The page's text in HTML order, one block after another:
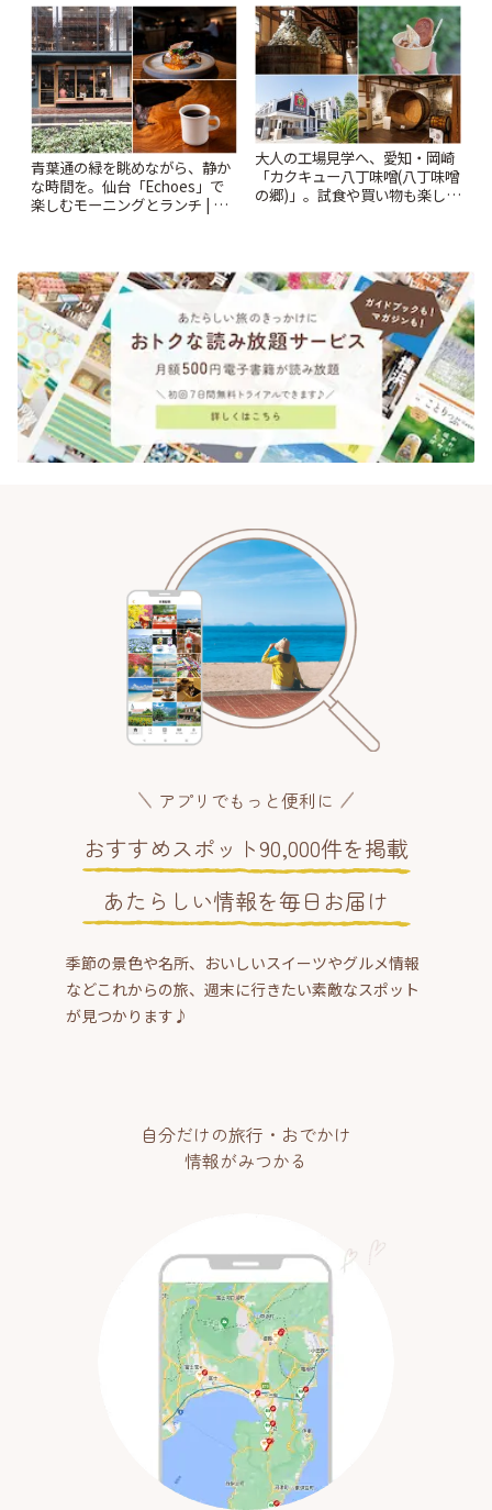
青葉通の緑を眺めながら、静か
な時間を。仙台「Echoes」で
楽しむモーニングとランチ | こ
大人の工場見学へ、愛知・岡崎
「カクキュー八丁味噌(八丁味噌
の郷)」。試食や買い物も楽しみ
アプリでもっと便利に
おすすめスポット90,000件を掲載
あたらしい情報を毎日お届け
季節の景色や名所、おいしいスイーツやグルメ情報
などこれからの旅、週末に行きたい素敵なスポット
が見つかります♪
自分だけの旅行・おでかけ
情報がみつかる